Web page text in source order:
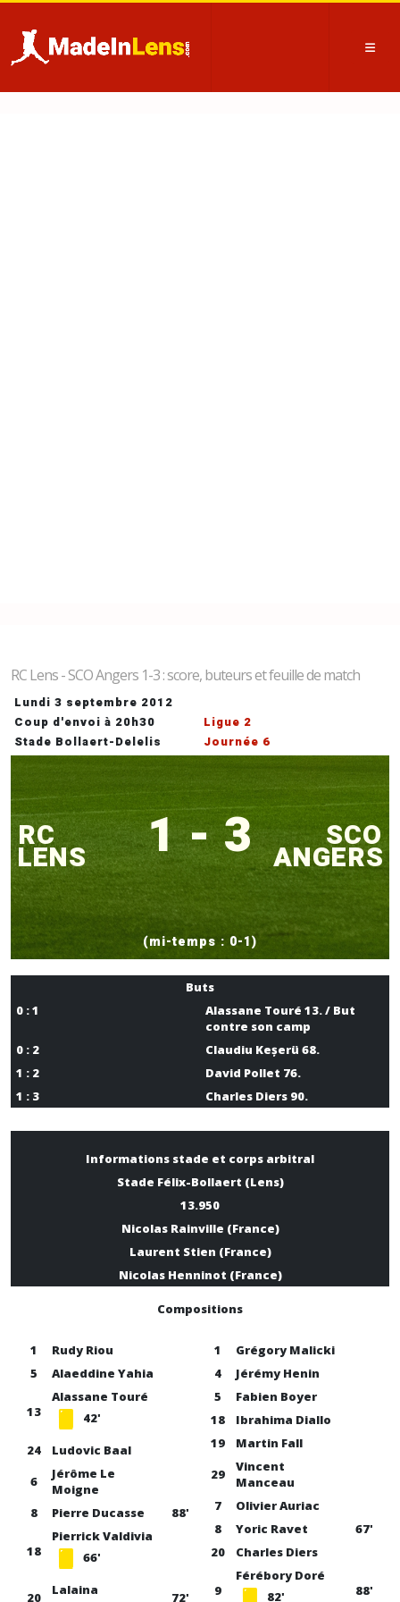
RC Lens - SCO Angers 1-3 : score, buteurs et feuille de match
Lundi 3 septembre 2012
Coup d'envoi à 20h30
Stade Bollaert-Delelis
Ligue 2
Journée 6
RC
LENS 1 - 3 SCO
ANGERS
(mi-temps : 0-1)
Buts
0 : 1
Alassane Touré 13. / But
contre son camp
0 : 2
Claudiu Keșerü 68.
1 : 2
David Pollet 76.
1 : 3
Charles Diers 90.
Informations stade et corps arbitral
Stade Félix-Bollaert (Lens)
13.950
Nicolas Rainville (France)
Laurent Stien (France)
Nicolas Henninot (France)
Compositions
1
Rudy Riou
5
Alaeddine Yahia
13
Alassane Touré
42'
24
Ludovic Baal
6
Jérôme Le
Moigne
8
Pierre Ducasse 88'
18
Pierrick Valdivia
66'
20
Lalaina
72'
1
Grégory Malicki
4
Jérémy Henin
5
Fabien Boyer
18
Ibrahima Diallo
19
Martin Fall
29
Vincent
Manceau
7
Olivier Auriac
8
Yoric Ravet
67'
20
Charles Diers
9
Férébory Doré
82'
88'